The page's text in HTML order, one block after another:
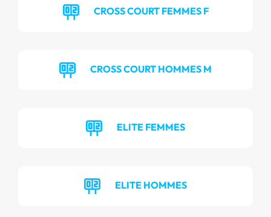
CROSS COURT FEMMES F
CROSS COURT HOMMES M
ELITE FEMMES
ELITE HOMMES